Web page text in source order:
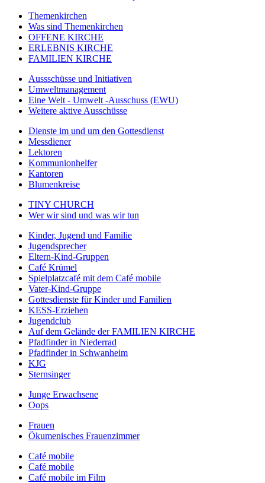
Themenkirchen
Was sind Themenkirchen
OFFENE KIRCHE
ERLEBNIS KIRCHE
FAMILIEN KIRCHE
Aussschüsse und Initiativen
Umweltmanagement
Eine Welt - Umwelt -Ausschuss (EWU)
Weitere aktive Ausschüsse
Dienste im und um den Gottesdienst
Messdiener
Lektoren
Kommunionhelfer
Kantoren
Blumenkreise
TINY CHURCH
Wer wir sind und was wir tun
Kinder, Jugend und Familie
Jugendsprecher
Eltern-Kind-Gruppen
Café Krümel
Spielplatzcafé mit dem Café mobile
Vater-Kind-Gruppe
Gottesdienste für Kinder und Familien
KESS-Erziehen
Jugendclub
Auf dem Gelände der FAMILIEN KIRCHE
Pfadfinder in Niederrad
Pfadfinder in Schwanheim
KJG
Sternsinger
Junge Erwachsene
Oops
Frauen
Ökumenisches Frauenzimmer
Café mobile
Café mobile
Café mobile im Film